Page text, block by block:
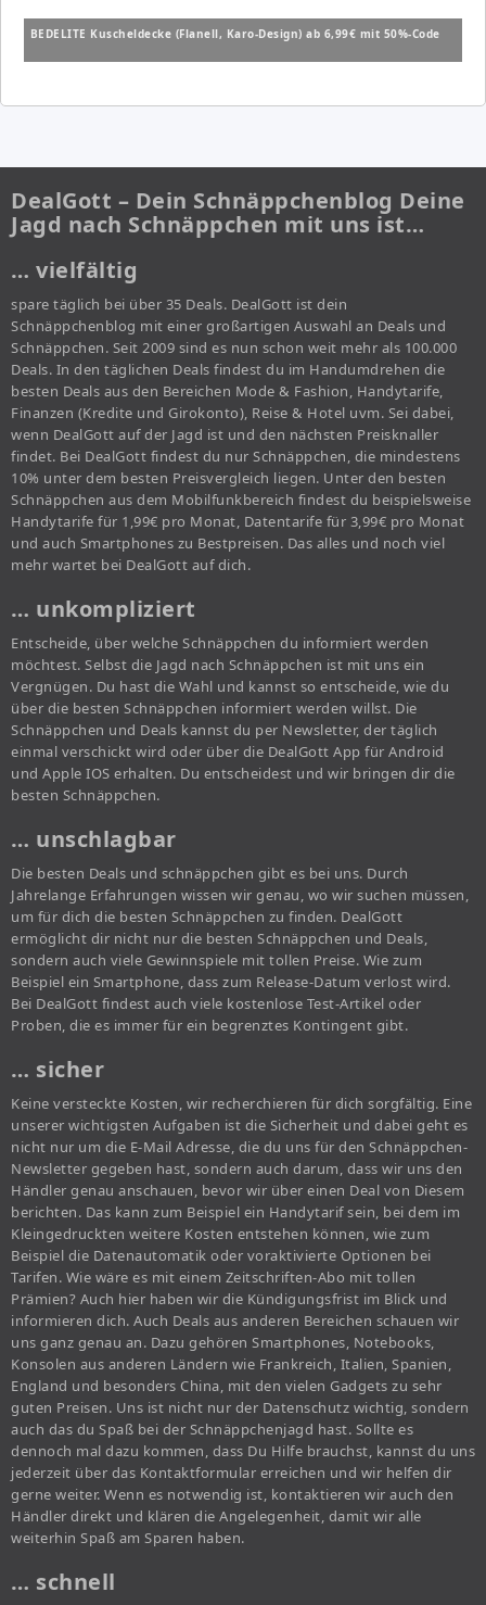
BEDELITE Kuscheldecke (Flanell, Karo-Design) ab 6,99€ mit 50%-Code
DealGott – Dein Schnäppchenblog Deine
Jagd nach Schnäppchen mit uns ist…
… vielfältig
spare täglich bei über 35 Deals. DealGott ist dein
Schnäppchenblog mit einer großartigen Auswahl an Deals und
Schnäppchen. Seit 2009 sind es nun schon weit mehr als 100.000
Deals. In den täglichen Deals findest du im Handumdrehen die
besten Deals aus den Bereichen Mode & Fashion, Handytarife,
Finanzen (Kredite und Girokonto), Reise & Hotel uvm. Sei dabei,
wenn DealGott auf der Jagd ist und den nächsten Preisknaller
findet. Bei DealGott findest du nur Schnäppchen, die mindestens
10% unter dem besten Preisvergleich liegen. Unter den besten
Schnäppchen aus dem Mobilfunkbereich findest du beispielsweise
Handytarife für 1,99€ pro Monat, Datentarife für 3,99€ pro Monat
und auch Smartphones zu Bestpreisen. Das alles und noch viel
mehr wartet bei DealGott auf dich.
… unkompliziert
Entscheide, über welche Schnäppchen du informiert werden
möchtest. Selbst die Jagd nach Schnäppchen ist mit uns ein
Vergnügen. Du hast die Wahl und kannst so entscheide, wie du
über die besten Schnäppchen informiert werden willst. Die
Schnäppchen und Deals kannst du per Newsletter, der täglich
einmal verschickt wird oder über die DealGott App für Android
und Apple IOS erhalten. Du entscheidest und wir bringen dir die
besten Schnäppchen.
… unschlagbar
Die besten Deals und schnäppchen gibt es bei uns. Durch
Jahrelange Erfahrungen wissen wir genau, wo wir suchen müssen,
um für dich die besten Schnäppchen zu finden. DealGott
ermöglicht dir nicht nur die besten Schnäppchen und Deals,
sondern auch viele Gewinnspiele mit tollen Preise. Wie zum
Beispiel ein Smartphone, dass zum Release-Datum verlost wird.
Bei DealGott findest auch viele kostenlose Test-Artikel oder
Proben, die es immer für ein begrenztes Kontingent gibt.
… sicher
Keine versteckte Kosten, wir recherchieren für dich sorgfältig. Eine
unserer wichtigsten Aufgaben ist die Sicherheit und dabei geht es
nicht nur um die E-Mail Adresse, die du uns für den Schnäppchen-
Newsletter gegeben hast, sondern auch darum, dass wir uns den
Händler genau anschauen, bevor wir über einen Deal von Diesem
berichten. Das kann zum Beispiel ein Handytarif sein, bei dem im
Kleingedruckten weitere Kosten entstehen können, wie zum
Beispiel die Datenautomatik oder voraktivierte Optionen bei
Tarifen. Wie wäre es mit einem Zeitschriften-Abo mit tollen
Prämien? Auch hier haben wir die Kündigungsfrist im Blick und
informieren dich. Auch Deals aus anderen Bereichen schauen wir
uns ganz genau an. Dazu gehören Smartphones, Notebooks,
Konsolen aus anderen Ländern wie Frankreich, Italien, Spanien,
England und besonders China, mit den vielen Gadgets zu sehr
guten Preisen. Uns ist nicht nur der Datenschutz wichtig, sondern
auch das du Spaß bei der Schnäppchenjagd hast. Sollte es
dennoch mal dazu kommen, dass Du Hilfe brauchst, kannst du uns
jederzeit über das Kontaktformular erreichen und wir helfen dir
gerne weiter. Wenn es notwendig ist, kontaktieren wir auch den
Händler direkt und klären die Angelegenheit, damit wir alle
weiterhin Spaß am Sparen haben.
… schnell